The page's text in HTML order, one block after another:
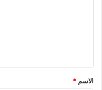
*
الاسم *